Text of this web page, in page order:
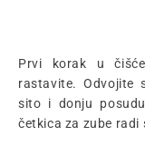
Prvi korak u
rastavite. Odvojite
sito i donju
četkica za zube radi